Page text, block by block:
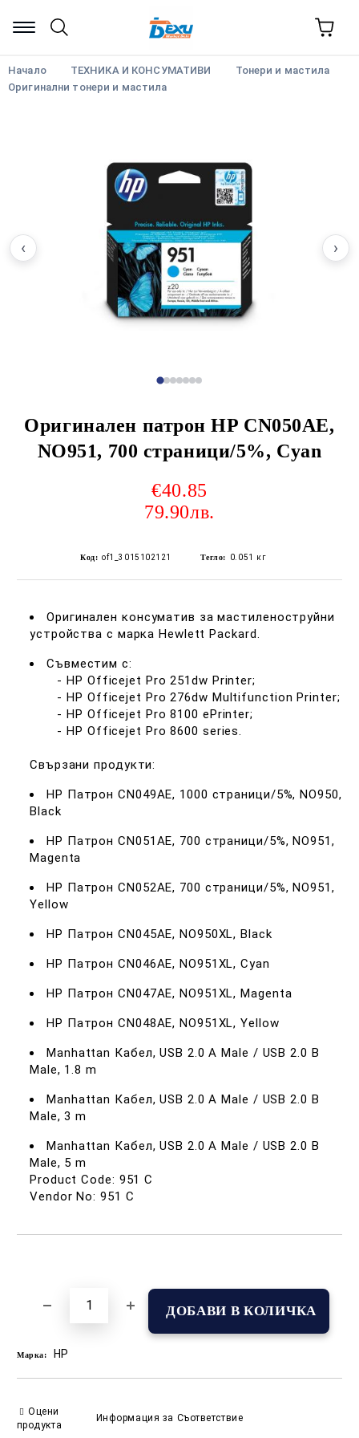
Начало ТЕХНИКА И КОНСУМАТИВИ
Тонери и мастила
Оригинални тонери и мастила
Оригинален патрон HP CN050AE,
NO951, 700 страници/5%, Cyan
€40.85
79.90лв.
Код: of1_3015102121 Тегло: 0.051 кг
Оригинален консуматив за мастиленоструйни
устройства с марка Hewlett Packard.
Съвместим с:
- HP Officejet Pro 251dw Printer;
- HP Officejet Pro 276dw Multifunction Printer;
- HP Officejet Pro 8100 ePrinter;
- HP Officejet Pro 8600 series.
Свързани продукти:
HP Патрон CN049AE, 1000 страници/5%, NO950,
Black
HP Патрон CN051AE, 700 страници/5%, NO951,
Magenta
HP Патрон CN052AE, 700 страници/5%, NO951,
Yellow
HP Патрон CN045AE, NO950XL, Black
HP Патрон CN046AE, NO951XL, Cyan
HP Патрон CN047AE, NO951XL, Magenta
HP Патрон CN048AE, NO951XL, Yellow
Manhattan Кабел, USB 2.0 A Male / USB 2.0 B
Male, 1.8 m
Manhattan Кабел, USB 2.0 A Male / USB 2.0 B
Male, 3 m
Manhattan Кабел, USB 2.0 A Male / USB 2.0 B
Male, 5 m
Product Code: 951 C
Vendor No: 951 C
Марка: HP
‹ ›
Оцени
продукта
Информация за Съответствие